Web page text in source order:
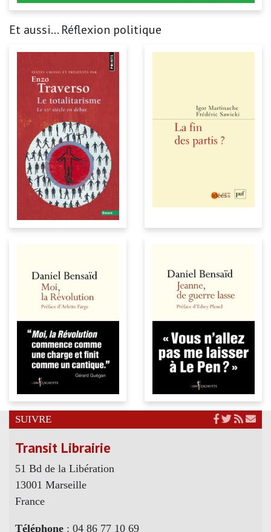
Et aussi... Réflexion politique
SUIVRE
Transit Librairie
51 Bd de la Libération
13001 Marseille
France
Téléphone : 04 86 77 10 69